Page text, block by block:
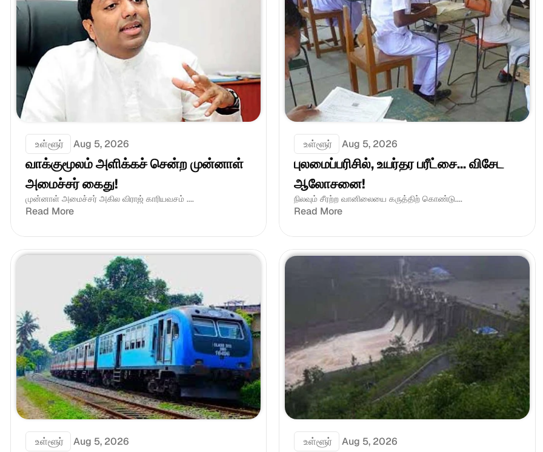
உள்ளூர் Aug 5, 2026
வாக்குமூலம் அளிக்கச் சென்ற முன்னாள்
அமைச்சர் கைது!
முன்னாள் அமைச்சர் அகில விராஜ் காரியவசம் ....
Read More
உள்ளூர் Aug 5, 2026
புலமைப்பரிசில், உயர்தர பரீட்சை... விசேட
ஆலோசனை!
நிலவும் சீரற்ற வானிலையை கருத்திற் கொண்டு....
Read More
உள்ளூர் Aug 5, 2026 உள்ளூர் Aug 5, 2026